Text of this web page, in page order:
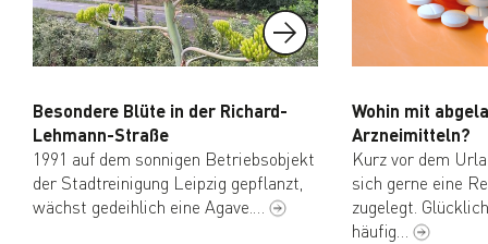
Besondere Blüte in der Richard-
Lehmann-Straße
1991 auf dem sonnigen Betriebsobjekt
der Stadtreinigung Leipzig gepflanzt,
wächst gedeihlich eine Agave.…
Wohin mit
Arzneimitteln?
Kurz vor dem
sich gerne eine
zugelegt.
häufig…